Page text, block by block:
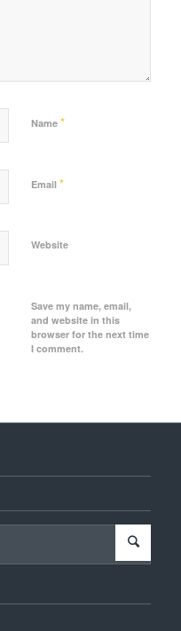
Name *
Email *
Website
Save my name, email,
and website in this
browser for the next time
I comment.